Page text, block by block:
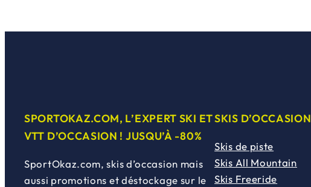
SPORTOKAZ.COM, L’EXPERT SKI ET
VTT D’OCCASION ! JUSQU’À -80%
SportOkaz.com, skis d’occasion mais
aussi promotions et déstockage sur le
SKIS D’OCCASION
Skis de piste
Skis All Mountain
Skis Freeride